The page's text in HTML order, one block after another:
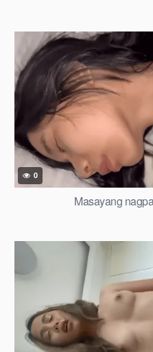
0
Masayang